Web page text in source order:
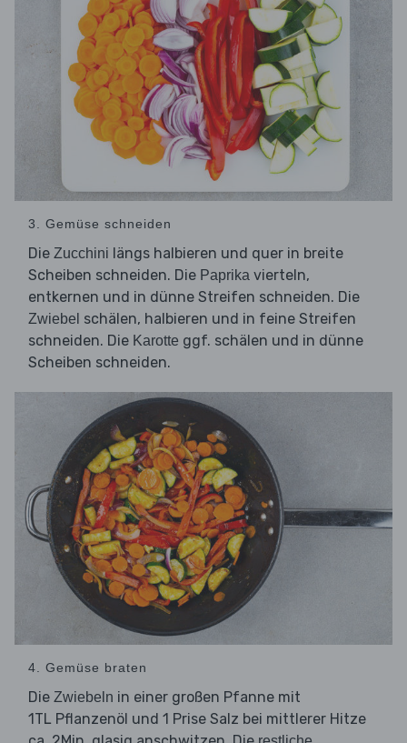
3. Gemüse schneiden
Die Zucchini längs halbieren und quer in breite
Scheiben schneiden. Die Paprika vierteln,
entkernen und in dünne Streifen schneiden. Die
Zwiebel schälen, halbieren und in feine Streifen
schneiden. Die Karotte ggf. schälen und in dünne
Scheiben schneiden.
4. Gemüse braten
Die Zwiebeln in einer großen Pfanne mit
1TL Pflanzenöl und 1 Prise Salz bei mittlerer Hitze